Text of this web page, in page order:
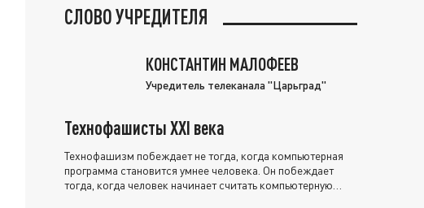
СЛОВО УЧРЕДИТЕЛЯ
КОНСТАНТИН МАЛОФЕЕВ
Учредитель телеканала "Царьград"
Технофашисты XXI века
Технофашизм побеждает не тогда, когда компьютерная
программа становится умнее человека. Он побеждает
тогда, когда человек начинает считать компьютерную